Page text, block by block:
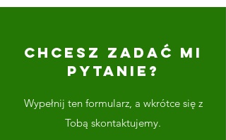
CHCESZ ZADAĆ MI
PYTANIE?
Wypełnij ten formularz, a wkrótce się z
Tobą skontaktujemy.